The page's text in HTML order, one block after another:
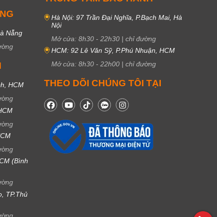
Nẵng
HCM
(Bình
TP.Thủ
Hà Nội: 97 Trần Đại Nghĩa, P.Bạch Mai, Hà
Nội
Mở cửa: 8h30 - 22h30 | chỉ đường
HCM: 92 Lê Văn Sỹ, P.Phú Nhuận, HCM
Mở cửa: 8h30 - 22h00 | chỉ đường
THEO DÕI CHÚNG TÔI TẠI